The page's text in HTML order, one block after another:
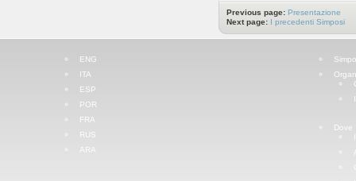
Previous page: Presentazione
Next page: I precedenti Simposi
ENG
ITA
ESP
POR
FRA
RUS
ARA
Dove